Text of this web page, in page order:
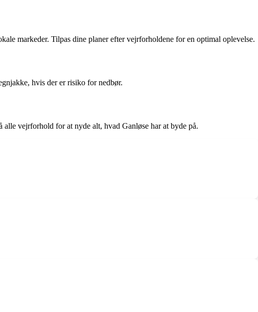
markeder. Tilpas dine planer efter vejrforholdene for en optimal oplevelse.
hvis der er risiko for nedbør.
vejrforhold for at nyde alt, hvad Ganløse har at byde på.